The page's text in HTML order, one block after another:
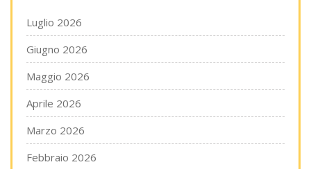
Luglio 2026
Giugno 2026
Maggio 2026
Aprile 2026
Marzo 2026
Febbraio 2026